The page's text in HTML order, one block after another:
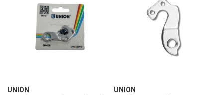
UNION UNION